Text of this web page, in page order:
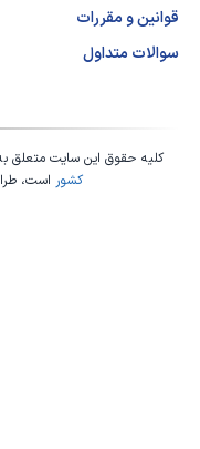
قوانین و مقررات
سوالات متداول
کلیه حقوق این سایت متعلق
کشور است،